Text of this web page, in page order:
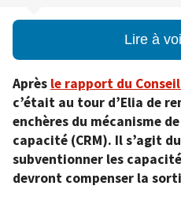
Lire à
Après le rapport du
c’était au tour d’Elia de
enchères du mécanisme
capacité (CRM). Il s’agit
subventionner les
devront compenser la